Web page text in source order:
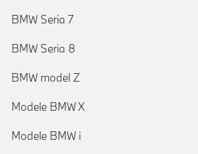
BMW Seria 7
BMW Seria 8
BMW model Z
Modele BMW X
Modele BMW i